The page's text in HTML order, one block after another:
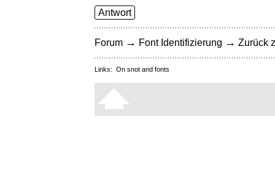
Antwort
Forum → Font Identifizierung → Zurück
Links: On snot and fonts